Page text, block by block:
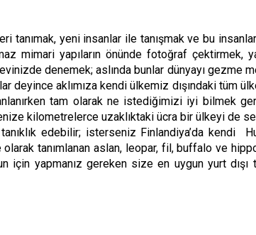
tanımak, yeni insanlar ile tanışmak ve bu
mimari yapıların önünde fotoğraf çektirmek,
denemek; aslında bunlar dünyayı gezme
deyince aklımıza kendi ülkemiz dışındaki tüm
tam olarak ne istediğimizi iyi bilmek
kilometrelerce uzaklıktaki ücra bir ülkeyi de
edebilir; isterseniz Finlandiya’da kendi
tanımlanan aslan, leopar, fil, buffalo ve
yapmanız gereken size en uygun yurt dışı